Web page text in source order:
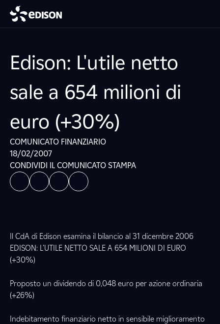
Edison: L'utile netto
sale a 654 milioni di
euro (+30%)
COMUNICATO FINANZIARIO
18/02/2007
CONDIVIDI IL COMUNICATO STAMPA
Il CdA di Edison esamina il bilancio al 31 dicembre 2006
EDISON: L’UTILE NETTO SALE A 654 MILIONI DI EURO
(+30%)
Proposto un dividendo di 0,048 euro per azione ordinaria
(+26%)
Indebitamento finanziario netto in sensibile miglioramento